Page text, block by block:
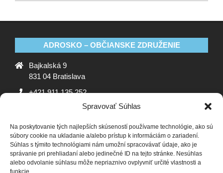
Spravovať Súhlas
Na poskytovanie tých najlepších skúseností používame technológie, ako sú
súbory cookie na ukladanie a/alebo prístup k informáciám o zariadení.
Súhlas s týmito technológiami nám umožní spracovávať údaje, ako je
správanie pri prehliadaní alebo jedinečné ID na tejto stránke. Nesúhlas
alebo odvolanie súhlasu môže nepriaznivo ovplyvniť určité vlastnosti a
funkcie.
ADROSKO – OBČIANSKE ZDRUŽENIE
Bajkalská 9
831 04 Bratislava
+421 911 135 252
ADROSKO
Stanovy OZ Ochrana osobných údajov
Zásady
používania súborov cookie (EÚ)
Vyhlásenie o ochrane